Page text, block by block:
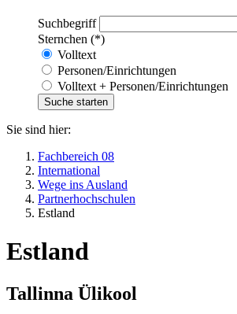
Suchbegriff
Sternchen (*)
Volltext
Personen/Einrichtungen
Volltext + Personen/Einrichtungen
Sie sind hier:
Fachbereich 08
International
Wege ins Ausland
Partnerhochschulen
Estland
Estland
Tallinna Ülikool